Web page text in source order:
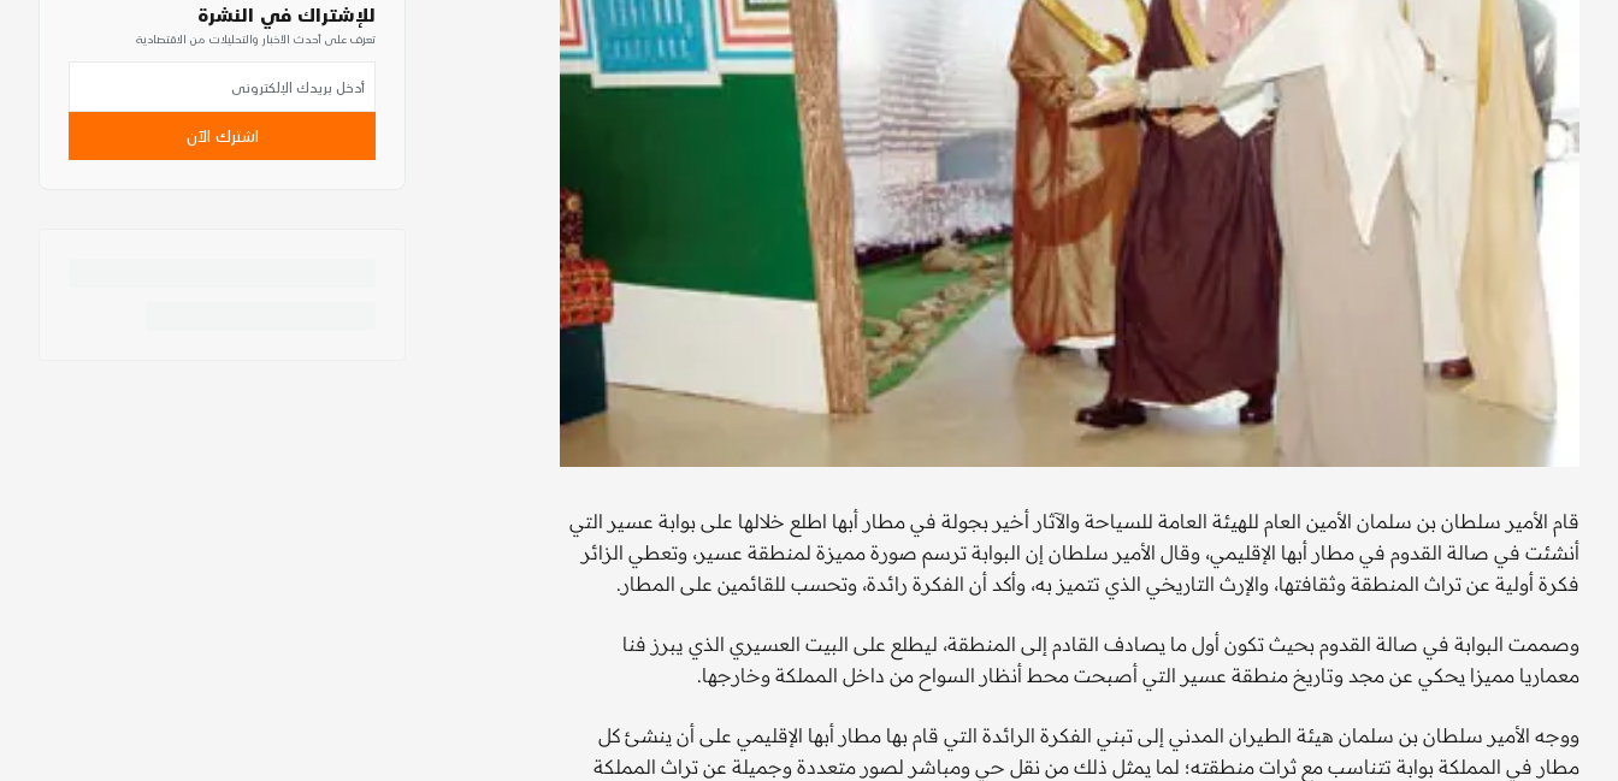
قام الأمير سلطان بن سلمان الأمين العام للهيئة العامة للسياحة والآثار أخير بجولة في مطار أبها اطلع خلالها على بوابة عسير التي
أنشئت في صالة القدوم في مطار أبها الإقليمي، وقال الأمير سلطان إن البوابة ترسم صورة مميزة لمنطقة عسير، وتعطي الزائر
فكرة أولية عن تراث المنطقة وثقافتها، والإرث التاريخي الذي تتميز به، وأكد أن الفكرة رائدة، وتحسب للقائمين على المطار.
وصممت البوابة في صالة القدوم بحيث تكون أول ما يصادف القادم إلى المنطقة، ليطلع على البيت العسيري الذي يبرز فنا
معماريا مميزا يحكي عن مجد وتاريخ منطقة عسير التي أصبحت محط أنظار السواح من داخل المملكة وخارجها.
ووجه الأمير سلطان بن سلمان هيئة الطيران المدني إلى تبني الفكرة الرائدة التي قام بها مطار أبها الإقليمي على أن ينشئ كل
مطار في المملكة بوابة تتناسب مع ثرات منطقته؛ لما يمثل ذلك من نقل حي ومباشر لصور متعددة وجميلة عن تراث المملكة
للإشتراك في النشرة
تعرف على أحدث الأخبار والتحليلات من الاقتصادية
اشترك الآن